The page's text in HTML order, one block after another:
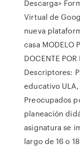
Descarga>
Virtual de
nueva
casa MODELO
DOCENTE
Descriptores:
educativo
Preocupados
planeación
asignatura se
largo de 16 o